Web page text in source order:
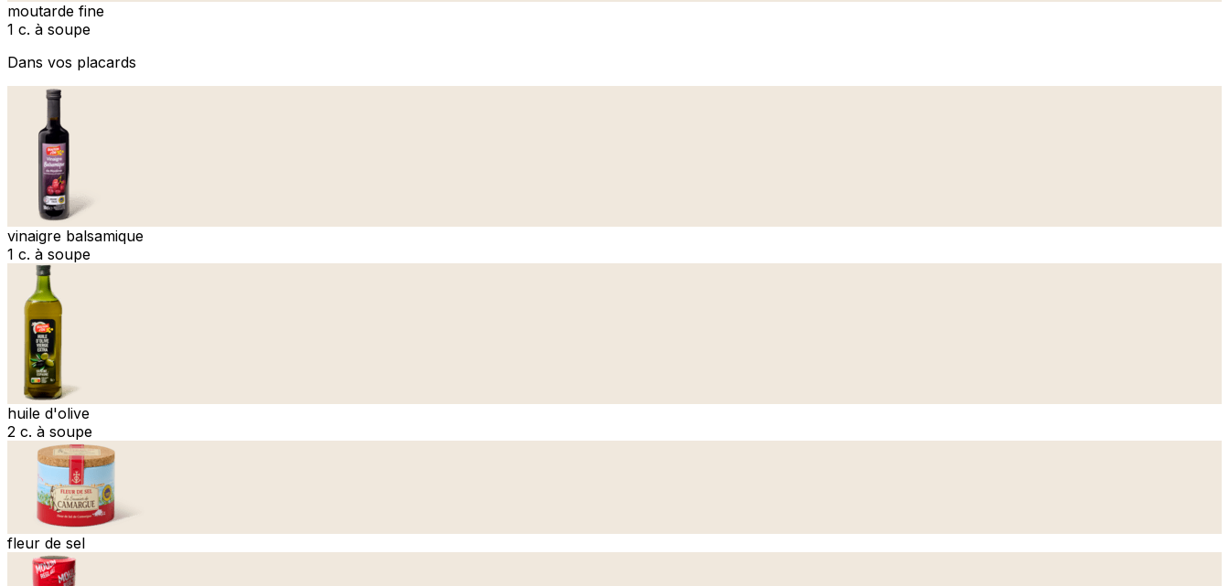
moutarde fine
1 c. à soupe
Dans vos placards
vinaigre balsamique
1 c. à soupe
huile d'olive
2 c. à soupe
fleur de sel